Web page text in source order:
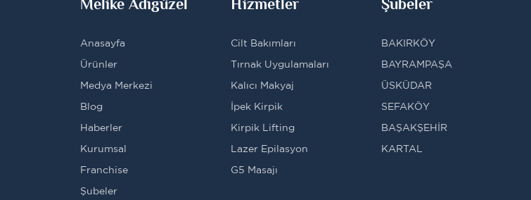
Melike Adıgüzel
Anasayfa
Ürünler
Medya Merkezi
Blog
Haberler
Kurumsal
Franchise
Şubeler
Hizmetler
Cilt Bakımları
Tırnak Uygulamaları
Kalıcı Makyaj
İpek Kirpik
Kirpik Lifting
Lazer Epilasyon
G5 Masajı
Şubeler
BAKIRKÖY
BAYRAMPAŞA
ÜSKÜDAR
SEFAKÖY
BAŞAKŞEHİR
KARTAL